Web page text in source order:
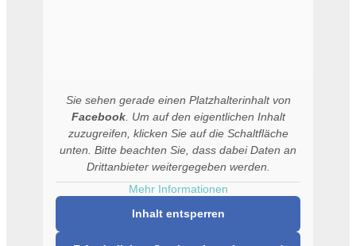
Sie sehen gerade einen Platzhalterinhalt von
Facebook. Um auf den eigentlichen Inhalt
zuzugreifen, klicken Sie auf die Schaltfläche
unten. Bitte beachten Sie, dass dabei Daten an
Drittanbieter weitergegeben werden.
Mehr Informationen
Inhalt entsperren